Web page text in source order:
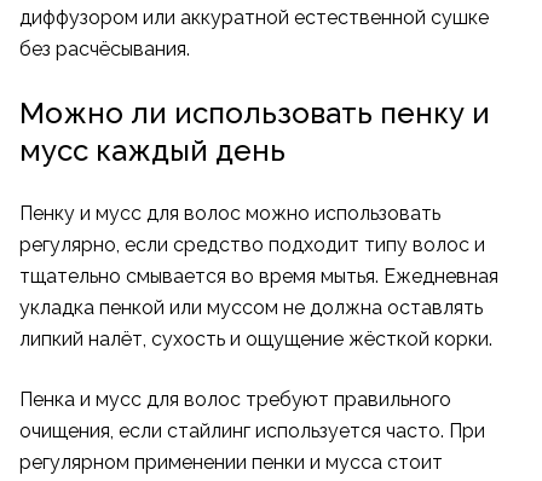
диффузором или аккуратной естественной сушке
без расчёсывания.
Можно ли использовать пенку и
мусс каждый день
Пенку и мусс для волос можно использовать
регулярно, если средство подходит типу волос и
тщательно смывается во время мытья. Ежедневная
укладка пенкой или муссом не должна оставлять
липкий налёт, сухость и ощущение жёсткой корки.
Пенка и мусс для волос требуют правильного
очищения, если стайлинг используется часто. При
регулярном применении пенки и мусса стоит